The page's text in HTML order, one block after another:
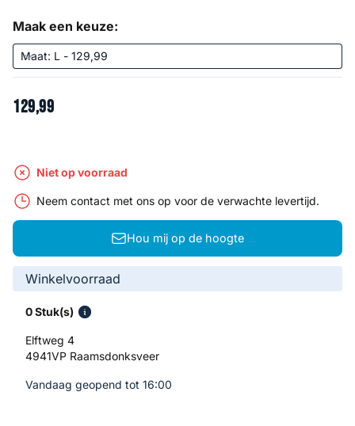
Maak een keuze:
129,99
Niet op voorraad
Neem contact met ons op voor de verwachte levertijd.
Hou mij op de hoogte
Winkelvoorraad
0 Stuk(s)
Elftweg 4
4941VP Raamsdonksveer
Vandaag geopend tot 16:00